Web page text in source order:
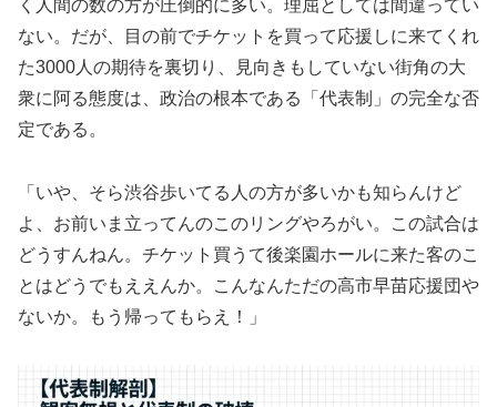
く人間の数の方が圧倒的に多い。理屈としては間違ってい
ない。だが、目の前でチケットを買って応援しに来てくれ
た3000人の期待を裏切り、見向きもしていない街角の大
衆に阿る態度は、政治の根本である「代表制」の完全な否
定である。
「いや、そら渋谷歩いてる人の方が多いかも知らんけど
よ、お前いま立ってんのこのリングやろがい。この試合は
どうすんねん。チケット買うて後楽園ホールに来た客のこ
とはどうでもええんか。こんなんただの高市早苗応援団や
ないか。もう帰ってもらえ！」